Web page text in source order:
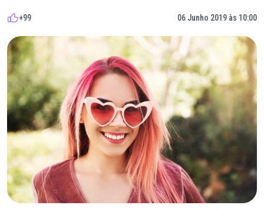
+99 06 Junho 2019 às 10:00